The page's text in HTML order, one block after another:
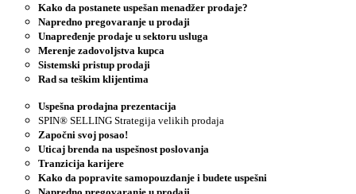
Kako da postanete uspešan menadžer prodaje?
Napredno pregovaranje u prodaji
Unapređenje prodaje u sektoru usluga
Merenje zadovoljstva kupca
Sistemski pristup prodaji
Rad sa teškim klijentima
Uspešna prodajna prezentacija
SPIN® SELLING Strategija velikih prodaja
Započni svoj posao!
Uticaj brenda na uspešnost poslovanja
Tranzicija karijere
Kako da popravite samopouzdanje i budete uspešni